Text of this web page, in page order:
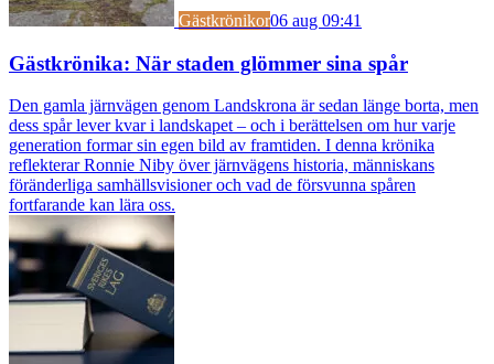
Gästkrönikor06 aug 09:41
Gästkrönika: När staden glömmer sina spår
Den gamla järnvägen genom Landskrona är sedan länge borta, men
dess spår lever kvar i landskapet – och i berättelsen om hur varje
generation formar sin egen bild av framtiden. I denna krönika
reflekterar Ronnie Niby över järnvägens historia, människans
föränderliga samhällsvisioner och vad de försvunna spåren
fortfarande kan lära oss.